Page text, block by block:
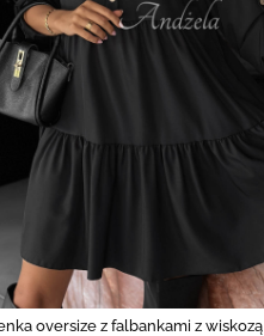
oversize z falbankami z wiskozą